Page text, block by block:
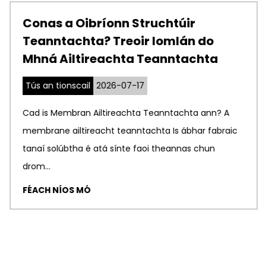
Conas a Oibríonn Struchtúir
Teanntachta? Treoir Iomlán do
Mhná Ailtireachta Teanntachta
Tús an tionscail 2026-07-17
Cad is Membran Ailtireachta Teanntachta ann? A
membrane ailtireacht teanntachta Is ábhar fabraic
tanaí solúbtha é atá sínte faoi theannas chun
drom...
FÉACH NÍOS MÓ